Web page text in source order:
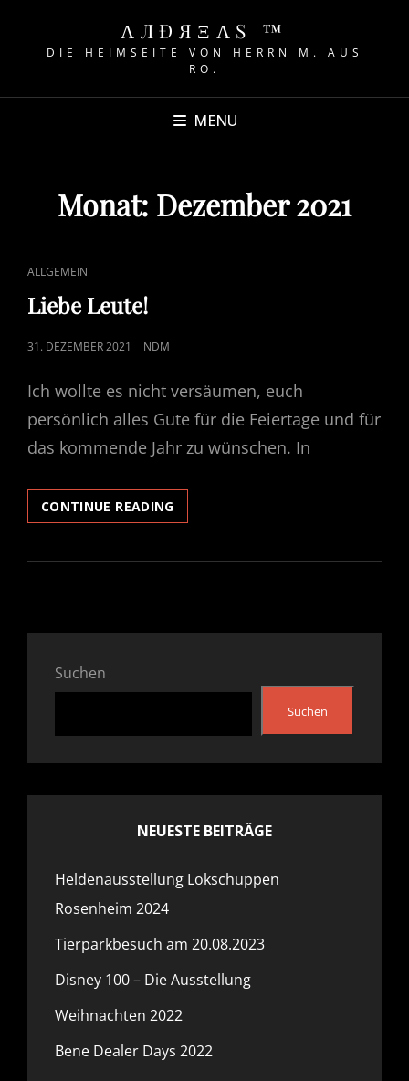
ΛЛÐЯΞΛS ™
DIE HEIMSEITE VON HERRN M. AUS
RO.
MENU
Monat: Dezember 2021
CAT
LINKS
ALLGEMEIN
Liebe Leute!
POSTED
31. DEZEMBER 2021 NDM
Ich wollte es nicht versäumen, euch
persönlich alles Gute für die Feiertage und für
das kommende Jahr zu wünschen. In
CONTINUE READINGLIEBE
LEUTE!
Suchen
Suchen
NEUESTE BEITRÄGE
Heldenausstellung Lokschuppen
Rosenheim 2024
Tierparkbesuch am 20.08.2023
Disney 100 – Die Ausstellung
Weihnachten 2022
Bene Dealer Days 2022